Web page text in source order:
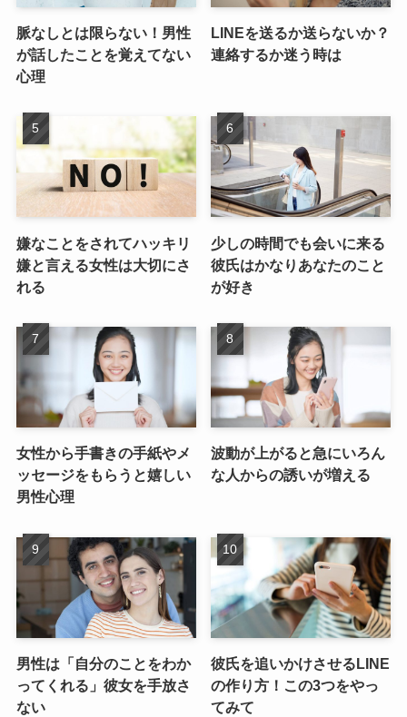
脈なしとは限らない！男性
が話したことを覚えてない
心理
LINEを送るか送らないか？
連絡するか迷う時は
嫌なことをされてハッキリ
嫌と言える女性は大切にさ
れる
少しの時間でも会いに来る
彼氏はかなりあなたのこと
が好き
女性から手書きの手紙やメ
ッセージをもらうと嬉しい
男性心理
波動が上がると急にいろん
な人からの誘いが増える
男性は「自分のことをわか
ってくれる」彼女を手放さ
ない
彼氏を追いかけさせるLINE
の作り方！この3つをやっ
てみて